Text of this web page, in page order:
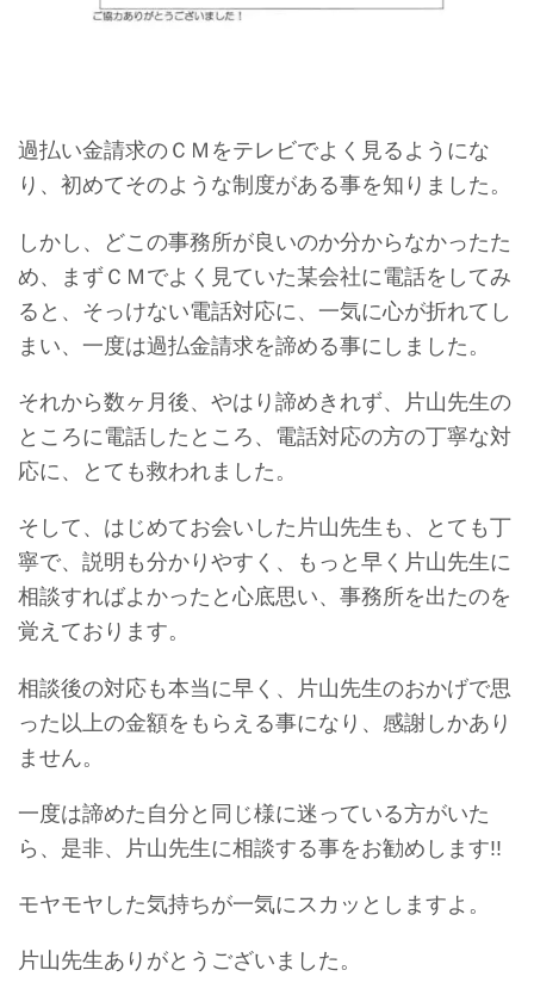
過払い金請求のＣＭをテレビでよく見るようにな
り、初めてそのような制度がある事を知りました。
しかし、どこの事務所が良いのか分からなかったた
め、まずＣＭでよく見ていた某会社に電話をしてみ
ると、そっけない電話対応に、一気に心が折れてし
まい、一度は過払金請求を諦める事にしました。
それから数ヶ月後、やはり諦めきれず、片山先生の
ところに電話したところ、電話対応の方の丁寧な対
応に、とても救われました。
そして、はじめてお会いした片山先生も、とても丁
寧で、説明も分かりやすく、もっと早く片山先生に
相談すればよかったと心底思い、事務所を出たのを
覚えております。
相談後の対応も本当に早く、片山先生のおかげで思
った以上の金額をもらえる事になり、感謝しかあり
ません。
一度は諦めた自分と同じ様に迷っている方がいた
ら、是非、片山先生に相談する事をお勧めします!!
モヤモヤした気持ちが一気にスカッとしますよ。
片山先生ありがとうございました。